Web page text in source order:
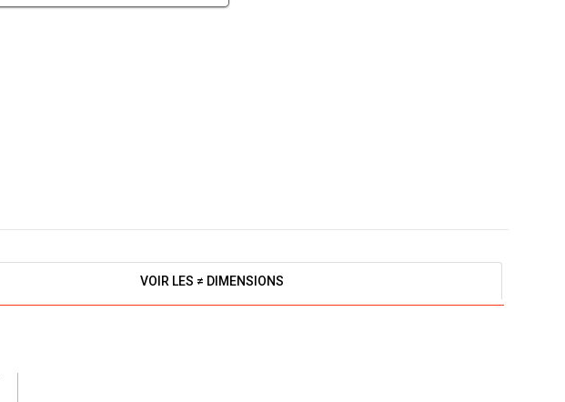
VOIR LES ≠ DIMENSIONS